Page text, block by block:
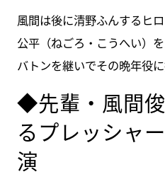
風間は後に清野ふんするヒ
公平（ねごろ・こうへい）
バトンを継いでその晩年役に
◆先輩・風間
るプレッシャ
演